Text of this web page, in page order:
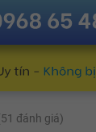
đánh giá)